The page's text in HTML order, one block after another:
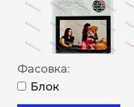
Фасовка:
Блок